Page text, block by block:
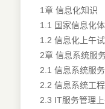
1章 信息化知识
1.1 国家信息化
1.2 信息化上午
2章 信息系统服
2.1 信息系统服
2.2 信息系统工
2.3 IT服务管理